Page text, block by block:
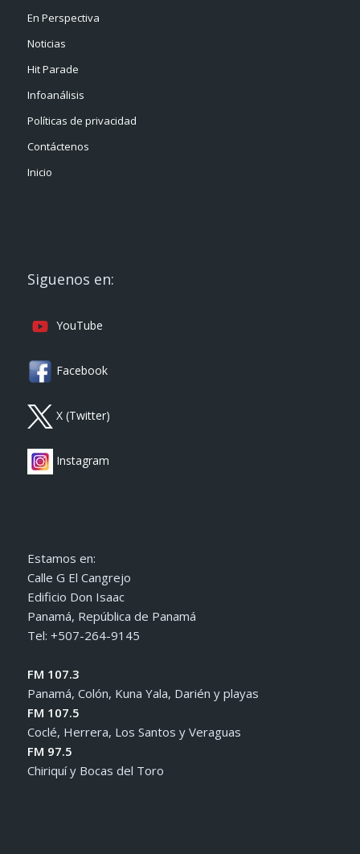
En Perspectiva
Noticias
Hit Parade
Infoanálisis
Políticas de privacidad
Contáctenos
Inicio
Siguenos en:
YouTube
Facebook
X (Twitter)
Instagram
Estamos en:
Calle G El Cangrejo
Edificio Don Isaac
Panamá, República de Panamá
Tel: +507-264-9145
FM 107.3
Panamá, Colón, Kuna Yala, Darién y playas
FM 107.5
Coclé, Herrera, Los Santos y Veraguas
FM 97.5
Chiriquí y Bocas del Toro